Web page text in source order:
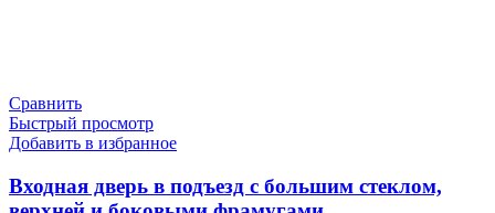
Сравнить
Быстрый просмотр
Добавить в избранное
Входная дверь в подъезд с большим стеклом,